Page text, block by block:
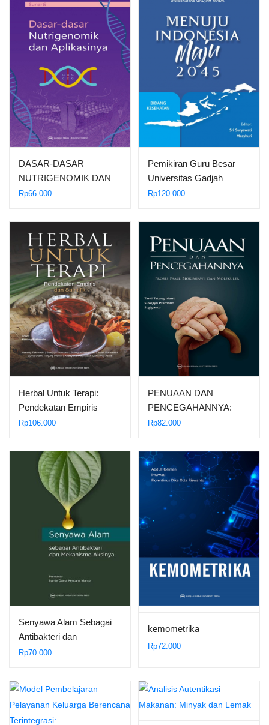
DASAR-DASAR
NUTRIGENOMIK DAN
APLIKASINYA
Rp66.000
Pemikiran Guru Besar
Universitas Gadjah
Mada…
Rp120.000
Herbal Untuk Terapi:
Pendekatan Empiris
Dan…
Rp106.000
PENUAAN DAN
PENCEGAHANNYA:
Proses Faali Biokimiawi…
Rp82.000
Senyawa Alam Sebagai
Antibakteri dan
Mekanisme…
Rp70.000
kemometrika
Rp72.000